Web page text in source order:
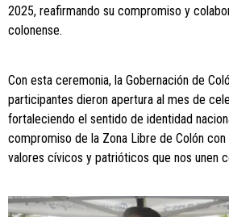
2025, reafirmando su compromiso y
colonense.
Con esta ceremonia, la Gobernación de
participantes dieron apertura al mes de
fortaleciendo el sentido de identidad
compromiso de la Zona Libre de Colón
valores cívicos y patrióticos que nos unen